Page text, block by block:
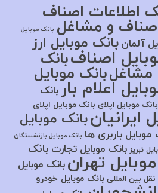
اطلاعات اصناف
و مشاغل بانک موبایل
آلمان بانک موبایل ارز
اصنافبانک
مشاغلبانک موبایل
اعلام باربانک
بانک موبایل اپلای بانک موبایل اپلای
ایرانیانبانک موبایل
موبایل باربری ها بانک موبایل بازنشستگان
تبریز بانک موبایل تجارت بانک
تهران بانک موبایل
بین المللی بانک موبایل خودرو